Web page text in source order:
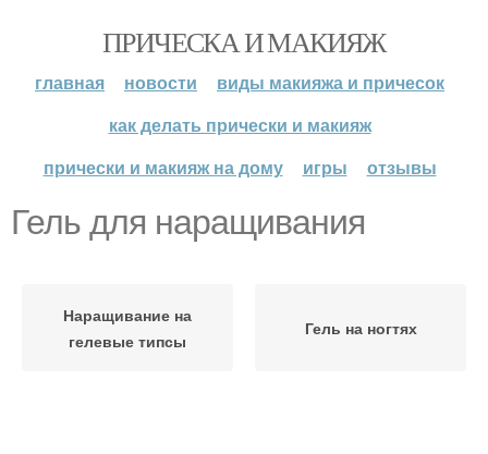
ПРИЧЕСКА И МАКИЯЖ
главная новости
виды макияжа и причесок
как делать прически и макияж
прически и макияж на дому
игры отзывы
Гель для наращивания
Наращивание на
гелевые типсы
Гель на ногтях